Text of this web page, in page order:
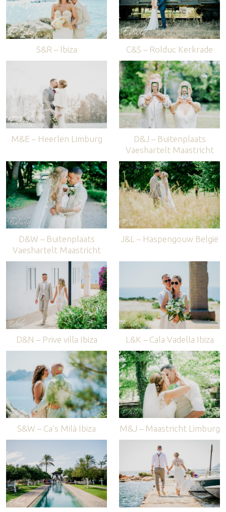
S&R – Ibiza C&S – Rolduc Kerkrade
M&E – Heerlen Limburg
D&J – Buitenplaats
Vaeshartelt Maastricht
D&W – Buitenplaats
Vaeshartelt Maastricht
J&L – Haspengouw België
D&N – Prive villa Ibiza L&K – Cala Vadella Ibiza
S&W – Ca’s Milà Ibiza M&J – Maastricht Limburg